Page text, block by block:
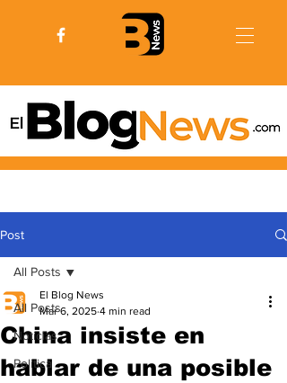
Post
All Posts
Noticias
Politica
All Posts
China insiste en
hablar de una posible
El Blog News
Mar 6, 2025 4 min read